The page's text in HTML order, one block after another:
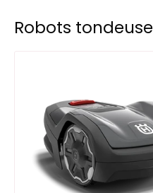
Robots